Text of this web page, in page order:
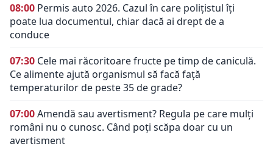
08:00 Permis auto 2026. Cazul în care polițistul îți
poate lua documentul, chiar dacă ai drept de a
conduce
07:30 Cele mai răcoritoare fructe pe timp de caniculă.
Ce alimente ajută organismul să facă față
temperaturilor de peste 35 de grade?
07:00Amendă sau avertisment? Regula pe care mulți
români nu o cunosc. Când poți scăpa doar cu un
avertisment